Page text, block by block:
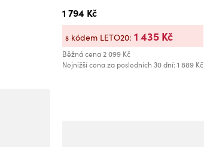
1 794 Kč
Běžná cena 2 099 Kč
Nejnižší cena za posledních 30 dní: 1 889 Kč
s kódem LETO20: 1 435 Kč